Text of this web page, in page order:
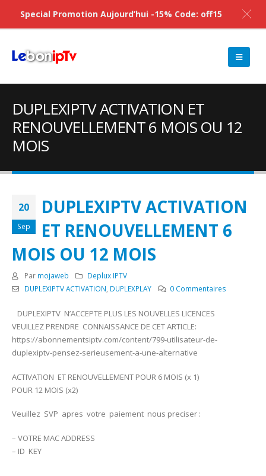
DUPLEXIPTV ACTIVATION ET
RENOUVELLEMENT 6 MOIS OU 12
MOIS
20
Sep
DUPLEXIPTV ACTIVATION
ET RENOUVELLEMENT 6
MOIS OU 12 MOIS
Par mojaweb
Deplux IPTV
DUPLEXIPTV ACTIVATION DUPLEXPLAY 0 Commentaires
DUPLEXIPTV N’ACCEPTE PLUS LES NOUVELLES LICENCES
VEUILLEZ PRENDRE CONNAISSANCE DE CET ARTICLE:
https://abonnementsiptv.com/content/799-utilisateur-de-
duplexiptv-pensez-serieusement-a-une-alternative
ACTIVATION ET RENOUVELLEMENT POUR 6 MOIS (x 1)
POUR 12 MOIS (x2)
Veuillez SVP apres votre paiement nous preciser :
– VOTRE MAC ADDRESS
– ID KEY
Special Promotion Aujourd’hui -15% Code: off15